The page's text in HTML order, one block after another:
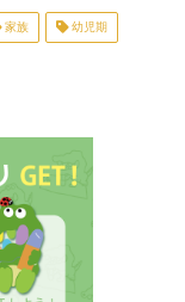
家族 幼児期